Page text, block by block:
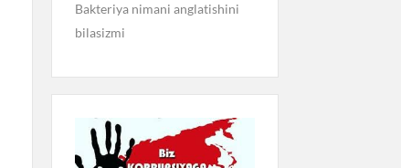
Bakteriya nimani anglatishini
bilasizmi